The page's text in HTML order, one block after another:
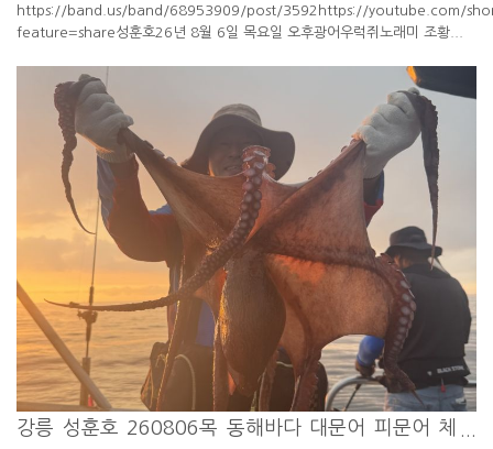
https://band.us/band/68953909/post/3592https://youtube.com/
feature=share성훈호26년 8월 6일 목요일 오후광어우럭쥐노래미 조황...
강릉 성훈호 260806목 동해바다 대문어 피문어 체